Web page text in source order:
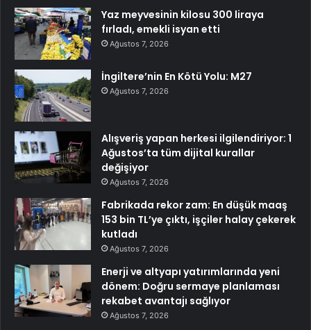
Yaz meyvesinin kilosu 300 liraya
fırladı, emekli isyan etti
Ağustos 7, 2026
İngiltere’nin En Kötü Yolu: M27
Ağustos 7, 2026
Alışveriş yapan herkesi ilgilendiriyor: 1
Ağustos’ta tüm dijital kurallar
değişiyor
Ağustos 7, 2026
Fabrikada rekor zam: En düşük maaş
153 bin TL’ye çıktı, işçiler halay çekerek
kutladı
Ağustos 7, 2026
Enerji ve altyapı yatırımlarında yeni
dönem: Doğru sermaye planlaması
rekabet avantajı sağlıyor
Ağustos 7, 2026